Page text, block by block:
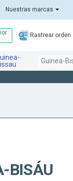
Nuestras marcas
Rastrear orden
BISÁU